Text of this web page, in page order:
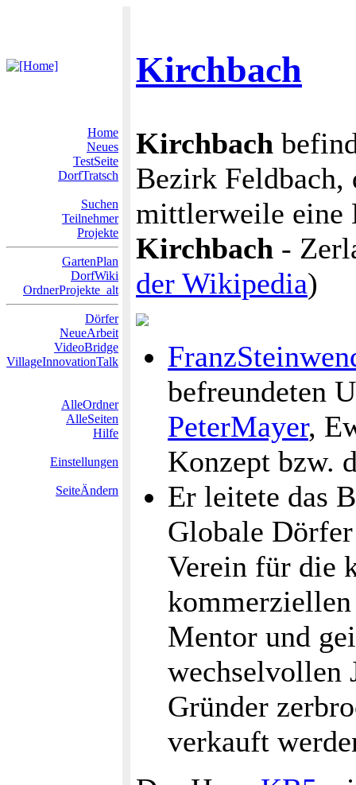
Kirchbach
Home
Neues
TestSeite
DorfTratsch
Suchen
Teilnehmer
Projekte
GartenPlan
DorfWiki
OrdnerProjekte_alt
Dörfer
NeueArbeit
VideoBridge
VillageInnovationTalk
AlleOrdner
AlleSeiten
Hilfe
Einstellungen
SeiteÄndern
Kirchbach
Bezirk Feldbach,
mittlerweile eine
Kirchbach -
der Wikipedia)
befreundeten
PeterMayer,
Konzept bzw.
Er leitete das
Globale
Verein für die
Mentor und
wechselvollen
Gründer
verkauft